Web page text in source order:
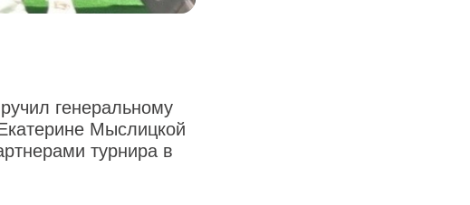
генеральному
Мыслицкой
турнира в